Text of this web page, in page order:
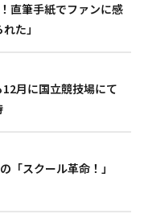
直筆手紙でファンに感
た」
12月に国立競技場にて
「スクール革命！」